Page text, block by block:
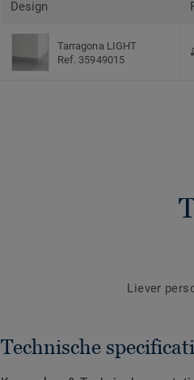
Design
Tarragona LIGHT
Ref. 35949015
Liever
Technische